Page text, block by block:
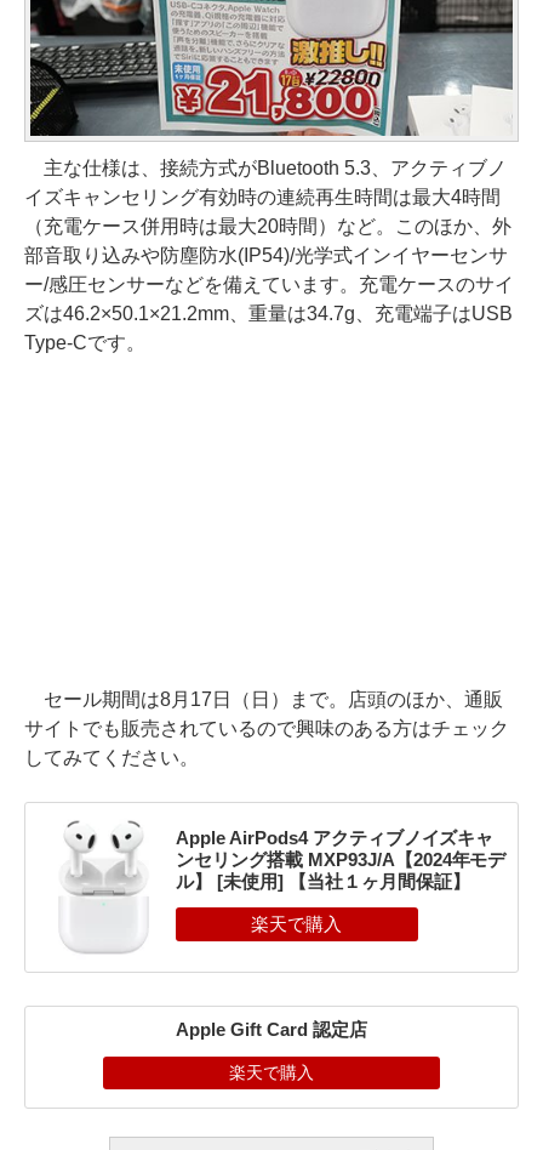
主な仕様は、接続方式がBluetooth 5.3、アクティブノ
イズキャンセリング有効時の連続再生時間は最大4時間
（充電ケース併用時は最大20時間）など。このほか、外
部音取り込みや防塵防水(IP54)/光学式インイヤーセンサ
ー/感圧センサーなどを備えています。充電ケースのサイ
ズは46.2×50.1×21.2mm、重量は34.7g、充電端子はUSB
Type-Cです。
セール期間は8月17日（日）まで。店頭のほか、通販
サイトでも販売されているので興味のある方はチェック
してみてください。
Apple AirPods4 アクティブノイズキャ
ンセリング搭載 MXP93J/A【2024年モデ
ル】 [未使用] 【当社１ヶ月間保証】
Apple Gift Card 認定店
楽天で購入